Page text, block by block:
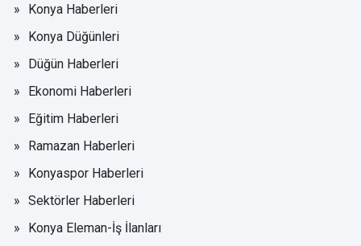
Konya Haberleri
Konya Düğünleri
Düğün Haberleri
Ekonomi Haberleri
Eğitim Haberleri
Ramazan Haberleri
Konyaspor Haberleri
Sektörler Haberleri
Konya Eleman-İş İlanları